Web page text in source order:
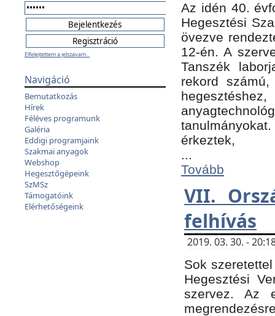
Elfelejtettem a jelszavam...
Navigáció
Bemutatkozás
Hírek
Féléves programunk
Galéria
Eddigi programjaink
Szakmai anyagok
Webshop
Hegesztőgépeink
SzMSz
Támogatóink
Elérhetőségeink
Az idén 40.
Hegesztési
övezve
12-én. A
Tanszék
rekord
érkeztek,
...
Tovább
VII.
felhívás
2019. 03. 30. -
Sok
Hegesztési
szervez. Az